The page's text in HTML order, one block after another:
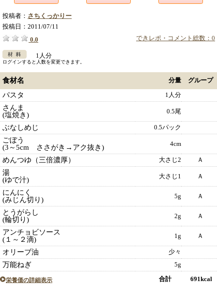
投稿者： さちくっかりー
投稿日： 2011/07/11
できレポ・コメント総数：0
0.0
1人分
ログインすると人数を変更できます。
食材名 分量 グループ
パスタ 1人分
さんま
(塩焼き)
0.5尾
ぶなしめじ 0.5パック
ごぼう
(3～5cm ささがき→アク抜き)
4cm
めんつゆ（三倍濃厚） 大さじ2 Ａ
湯
(ゆで汁)
大さじ1 Ａ
にんにく
(みじん切り)
5g Ａ
とうがらし
(輪切り)
2g Ａ
アンチョビソース
(１～２滴)
1g Ａ
オリーブ油 少々
万能ねぎ 5g
栄養価の詳細表示 合計 691kcal